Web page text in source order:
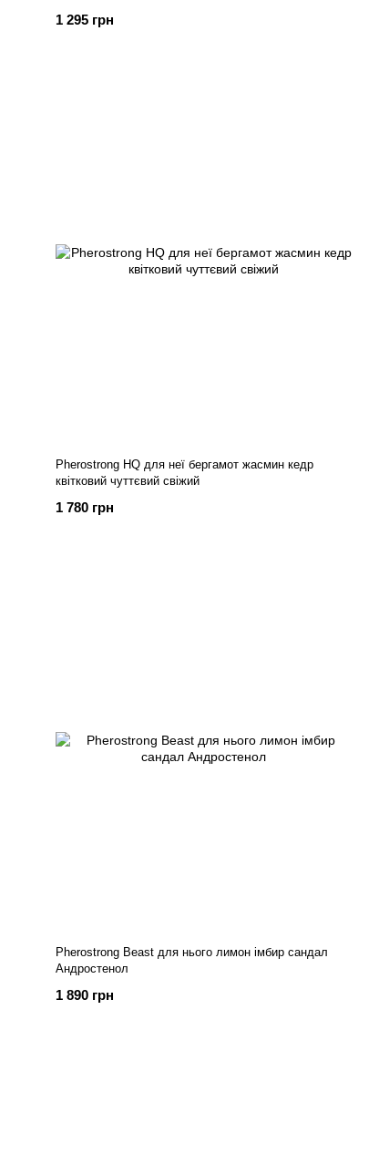
1 295 грн
Pherostrong HQ для неї бергамот жасмин кедр
квітковий чуттєвий свіжий
1 780 грн
Pherostrong Beast для нього лимон імбир сандал
Андростенол
1 890 грн